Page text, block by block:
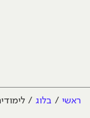
ראשי בלוג